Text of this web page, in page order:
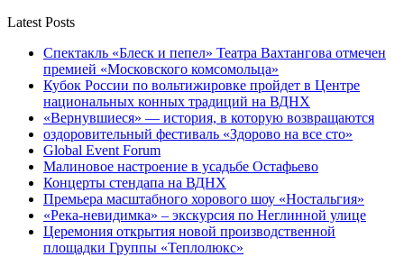
Latest Posts
Спектакль «Блеск и пепел» Театра Вахтангова отмечен
премией «Московского комсомольца»
Кубок России по вольтижировке пройдет в Центре
национальных конных традиций на ВДНХ
«Вернувшиеся» — история, в которую возвращаются
оздоровительный фестиваль «Здорово на все сто»
Global Event Forum
Малиновое настроение в усадьбе Остафьево
Концерты стендапа на ВДНХ
Премьера масштабного хорового шоу «Ностальгия»
«Река-невидимка» – экскурсия по Неглинной улице
Церемония открытия новой производственной
площадки Группы «Теплолюкс»